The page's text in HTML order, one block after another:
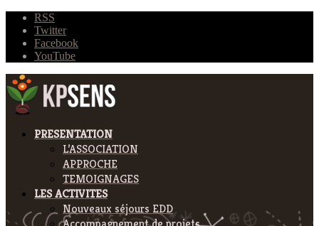
RSS
Twitter
Facebook
YouTube
PRESENTATION
L’ASSOCIATION
APPROCHE
TEMOIGNAGES
LES ACTIVITES
Nouveaux séjours EDD